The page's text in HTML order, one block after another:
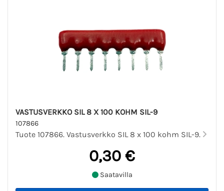
VASTUSVERKKO SIL 8 X 100 KOHM SIL-9
107866
Tuote 107866. Vastusverkko SIL 8 x 100 kohm SIL-9.
0,30 €
Saatavilla